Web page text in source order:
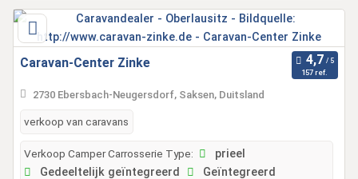
Caravan-Center Zinke
157 ref.
2730 Ebersbach-Neugersdorf, Saksen, Duitsland
verkoop van caravans
Verkoop Camper Carrosserie Type:
prieel
Gedeeltelijk geïntegreerd
Geïntegreerd